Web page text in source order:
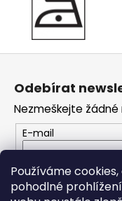
Používáme
pohodlné
Z
í
Odebírat
Nezmeškejte žádné
E-mail
Vložením e-mailu
ochrany osobních